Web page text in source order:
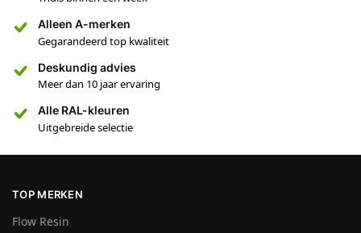
Alleen A-merken
Gegarandeerd top kwaliteit
Deskundig advies
Meer dan 10 jaar ervaring
Alle RAL-kleuren
Uitgebreide selectie
TOP MERKEN
Flow Resin